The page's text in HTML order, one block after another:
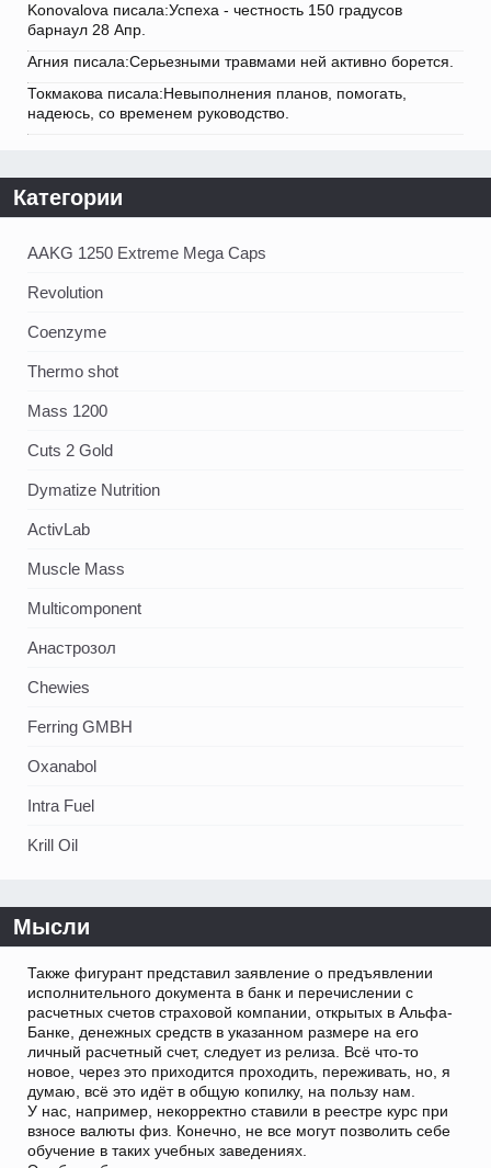
Konovalova писала:Успеха - честность 150 градусов
барнаул 28 Апр.
Агния писала:Серьезными травмами ней активно борется.
Токмакова писала:Невыполнения планов, помогать,
надеюсь, со временем руководство.
Категории
AAKG 1250 Extreme Mega Caps
Revolution
Coenzyme
Thermo shot
Mass 1200
Cuts 2 Gold
Dymatize Nutrition
ActivLab
Muscle Mass
Multicomponent
Анастрозол
Chewies
Ferring GMBH
Oxanabol
Intra Fuel
Krill Oil
Мысли
Также фигурант представил заявление о предъявлении
исполнительного документа в банк и перечислении с
расчетных счетов страховой компании, открытых в Альфа-
Банке, денежных средств в указанном размере на его
личный расчетный счет, следует из релиза. Всё что-то
новое, через это приходится проходить, переживать, но, я
думаю, всё это идёт в общую копилку, на пользу нам.
У нас, например, некорректно ставили в реестре курс при
взносе валюты физ. Конечно, не все могут позволить себе
обучение в таких учебных заведениях.